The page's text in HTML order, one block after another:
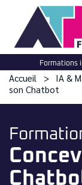
Formations
Accueil IA &
son Chatbot